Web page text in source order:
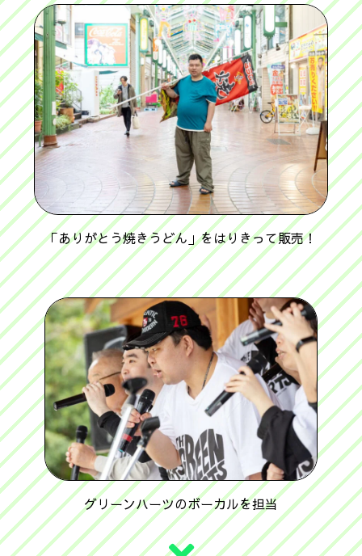
「ありがとう焼きうどん」をはりきって販売！
グリーンハーツのボーカルを担当